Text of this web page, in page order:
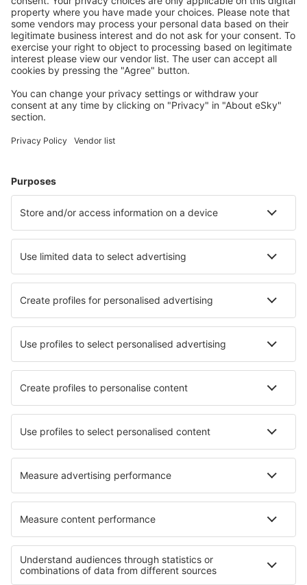
Prenotazione senza pensieri con possibilità di
cancellazione gratuita.
Risparmia di più
Prezzi attraenti e offerte speciali per gli utenti registrati.
L’alloggio che ti piace
appartamenti e altri.
Hotel in Indonesia - Città popolari
Hotel a Giacarta Hotel a Bandung
Hotel in Tangerang Hotel in Ubud Hotel a Sorong
Hotel in Sembalunlawang Hotel in Pakem
Hotel in Marathon Hotel in Priverno
Hotel in Echterdingen Hotel Monteodorisio
Hotel in Nesbyen Hotel in Castro Laboreiro
Hotel in Avila Beach Hotel in Alby
I migliori hotel - zone
Hotel a Lombok Hotel a Bali Hotel in Cajamarca